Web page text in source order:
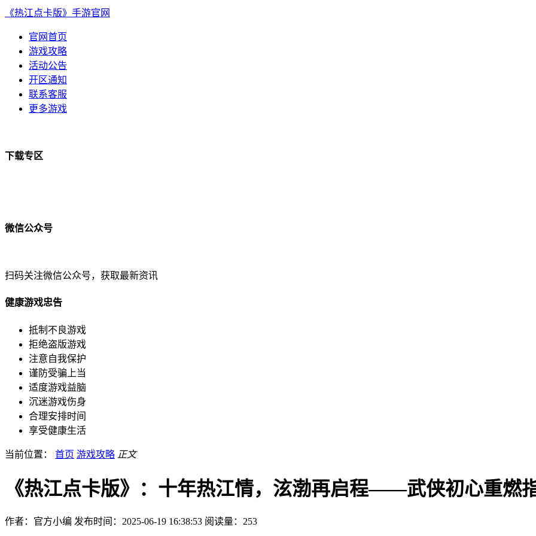
《热江点卡版》手游官网
官网首页
游戏攻略
活动公告
开区通知
联系客服
更多游戏
下载专区
微信公众号
扫码关注微信公众号，获取最新资讯
健康游戏忠告
抵制不良游戏
拒绝盗版游戏
注意自我保护
谨防受骗上当
适度游戏益脑
沉迷游戏伤身
合理安排时间
享受健康生活
当前位置： 首页 游戏攻略 正文
《热江点卡版》：十年热江情，泫渤再启程——武侠初心重燃
作者：官方小编 发布时间：2025-06-19 16:38:53 阅读量： 253